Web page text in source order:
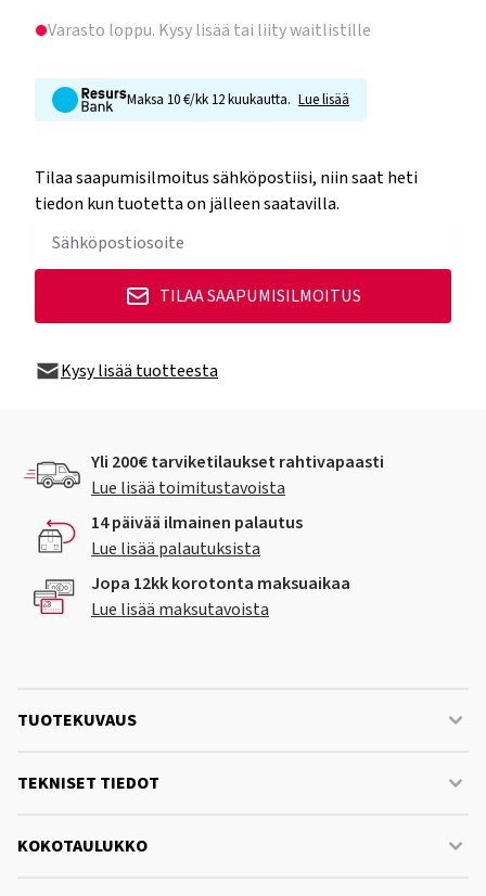
Varasto loppu. Kysy lisää tai liity waitlistille
Maksa 10 €/kk 12 kuukautta. Lue lisää
Tilaa saapumisilmoitus sähköpostiisi, niin saat heti
tiedon kun tuotetta on jälleen saatavilla.
TILAA SAAPUMISILMOITUS
Kysy lisää tuotteesta
Yli 200€ tarviketilaukset rahtivapaasti
Lue lisää toimitustavoista
14 päivää ilmainen palautus
Lue lisää palautuksista
Jopa 12kk korotonta maksuaikaa
Lue lisää maksutavoista
TUOTEKUVAUS
TEKNISET TIEDOT
KOKOTAULUKKO